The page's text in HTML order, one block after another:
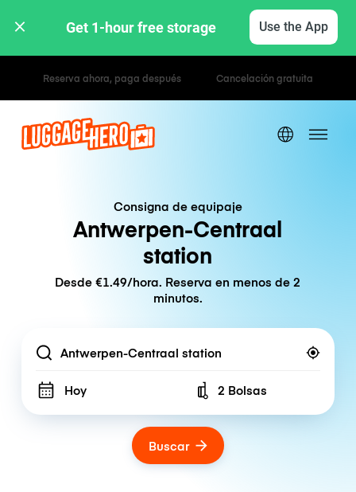
Get 1-hour free storage Use the App
Tarifas por hora / día
Consigna de equipaje
Antwerpen-Centraal
station
Desde €1.49/hora. Reserva en menos de 2
minutos.
Location
Hoy Number of bags
2 Bolsas
Buscar